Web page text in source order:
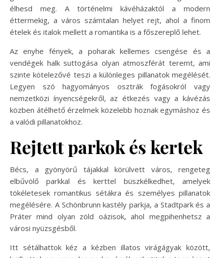
élhesd meg. A történelmi kávéházaktól a modern
éttermekig, a város számtalan helyet rejt, ahol a finom
ételek és italok mellett a romantika is a főszereplő lehet.
Az enyhe fények, a poharak kellemes csengése és a
vendégek halk suttogása olyan atmoszférát teremt, ami
szinte kötelezővé teszi a különleges pillanatok megélését.
Legyen szó hagyományos osztrák fogásokról vagy
nemzetközi ínyencségekről, az étkezés vagy a kávézás
közben átélhető érzelmek közelebb hoznak egymáshoz és
a valódi pillanatokhoz.
Rejtett parkok és kertek
Bécs, a gyönyörű tájakkal körülvett város, rengeteg
elbűvölő parkkal és kerttel büszkélkedhet, amelyek
tökéletesek romantikus sétákra és személyes pillanatok
megélésére. A Schönbrunn kastély parkja, a Stadtpark és a
Práter mind olyan zöld oázisok, ahol megpihenhetsz a
városi nyüzsgésből.
Itt sétálhattok kéz a kézben illatos virágágyak között,